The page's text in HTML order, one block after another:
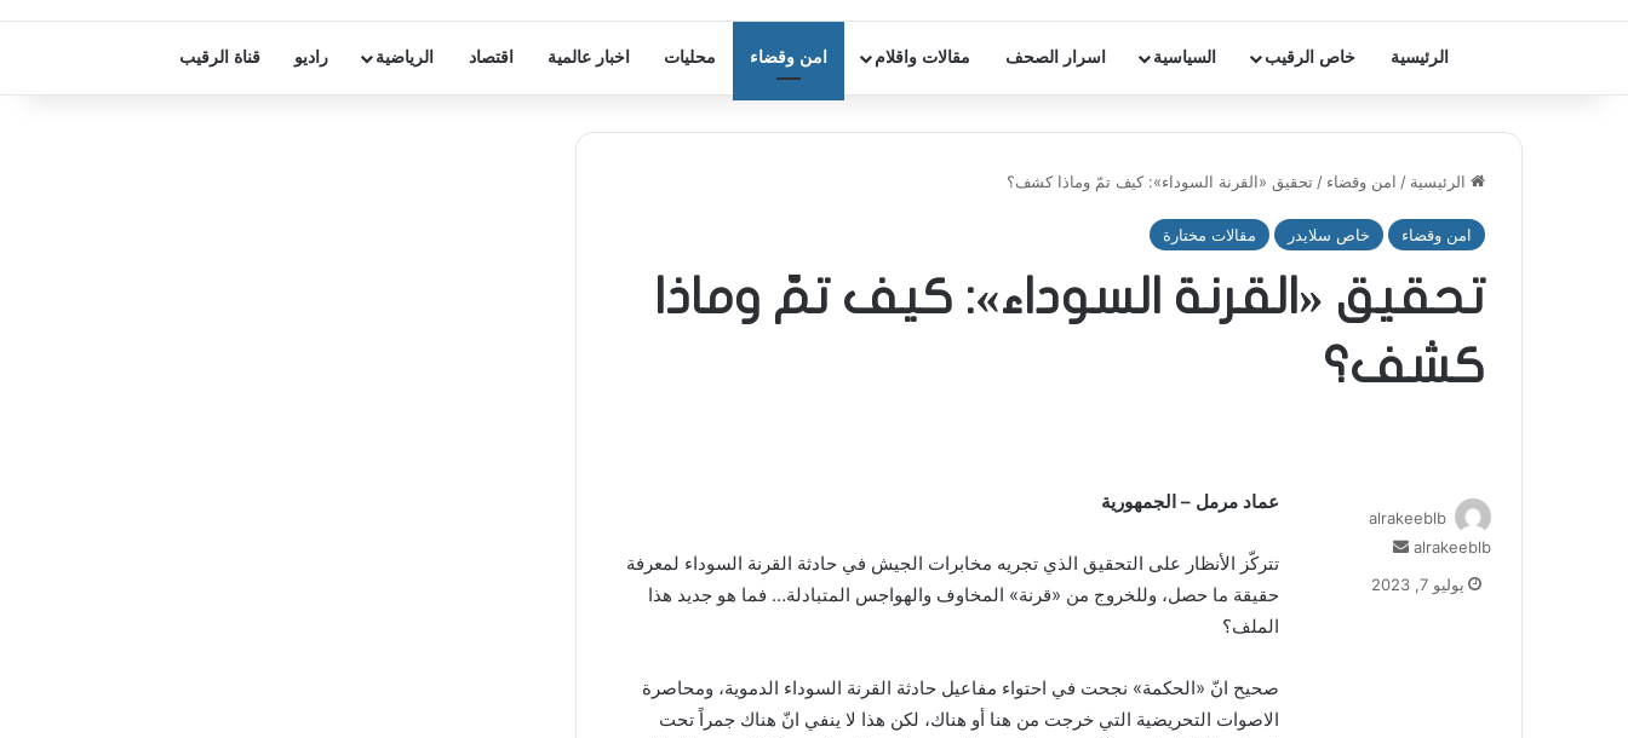
الرئيسية خاص الرقيب السياسية اسرار الصحف مقالات واقلام امن وقضاء محليات اخبار عالمية اقتصاد الرياضية راديو قناة الرقيب
الرئيسية / امن وقضاء / تحقيق «القرنة السوداء»: كيف تمّ وماذا كشف؟
امن وقضاء خاص سلايدر مقالات مختارة
تحقيق «القرنة السوداء»: كيف تمّ وماذا
كشف؟
عماد مرمل – الجمهورية
تتركّز الأنظار على التحقيق الذي تجريه مخابرات الجيش في حادثة القرنة السوداء لمعرفة
حقيقة ما حصل، وللخروج من «قرنة» المخاوف والهواجس المتبادلة… فما هو جديد هذا
الملف؟
صحيح انّ «الحكمة» نجحت في احتواء مفاعيل حادثة القرنة السوداء الدموية، ومحاصرة
الاصوات التحريضية التي خرجت من هنا أو هناك، لكن هذا لا ينفي انّ هناك جمراً تحت
alrakeeblb
alrakeeblb
يوليو 7, 2023